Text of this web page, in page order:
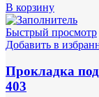
В корзину
Быстрый просмотр
Добавить в
Прокладка под
403